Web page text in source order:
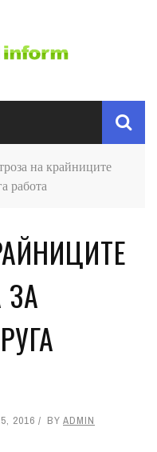
на крайниците
работа
2016 BY ADMIN